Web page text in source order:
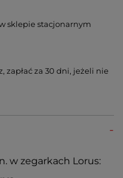
sklepie stacjonarnym
zapłać za 30 dni, jeżeli nie
w zegarkach Lorus: